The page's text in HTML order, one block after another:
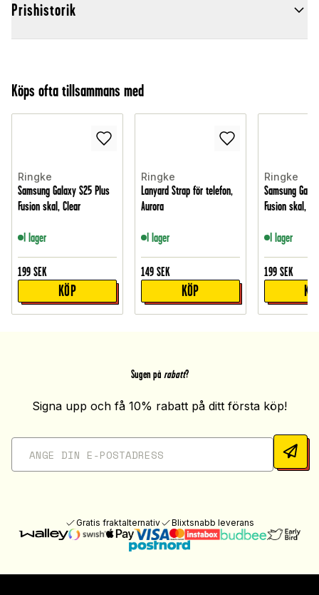
Prishistorik
Köps ofta tillsammans med
Ringke
Samsung Galaxy S25 Plus
Fusion skal, Clear
I lager
199 SEK
KÖP
Ringke
Lanyard Strap för telefon,
Aurora
I lager
149 SEK
KÖP
Ringke
Samsung
Fusion skal,
I lager
199 SEK
Sugen på rabatt?
Signa upp och få 10% rabatt på ditt första köp!
Gratis fraktalternativ Blixtsnabb leverans